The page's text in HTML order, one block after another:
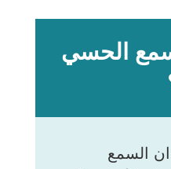
الحسي
السمع